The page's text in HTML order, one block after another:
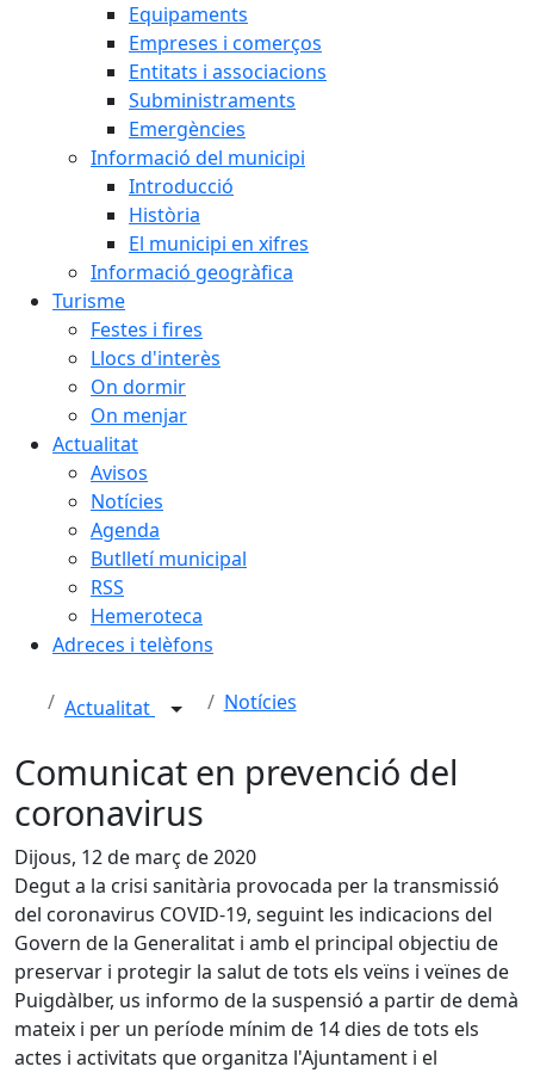
Equipaments
Empreses i comerços
Entitats i associacions
Subministraments
Emergències
Informació del municipi
Introducció
Història
El municipi en xifres
Informació geogràfica
Turisme
Festes i fires
Llocs d'interès
On dormir
On menjar
Actualitat
Avisos
Notícies
Agenda
Butlletí municipal
RSS
Hemeroteca
Adreces i telèfons
Actualitat Notícies
Comunicat en prevenció del
coronavirus
Dijous, 12 de març de 2020
Degut a la crisi sanitària provocada per la transmissió
del coronavirus COVID-19, seguint les indicacions del
Govern de la Generalitat i amb el principal objectiu de
preservar i protegir la salut de tots els veïns i veïnes de
Puigdàlber, us informo de la suspensió a partir de demà
mateix i per un període mínim de 14 dies de tots els
actes i activitats que organitza l'Ajuntament i el